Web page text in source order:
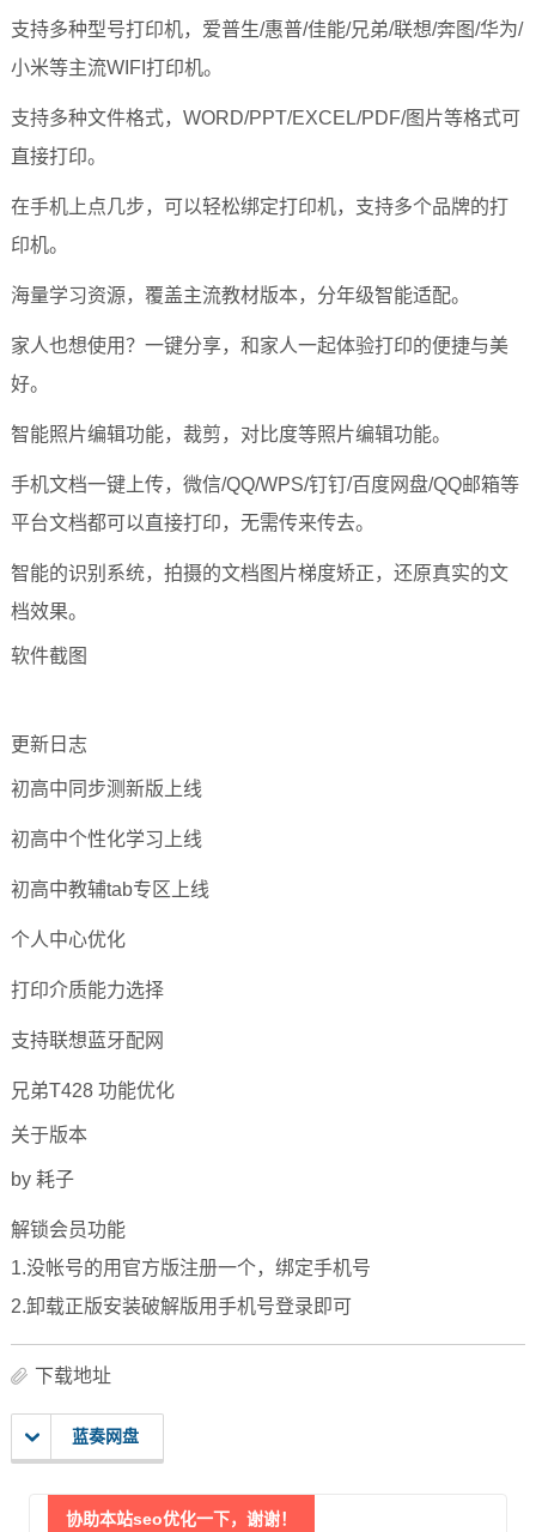
支持多种型号打印机，爱普生/惠普/佳能/兄弟/联想/奔图/华为/
小米等主流WIFI打印机。
支持多种文件格式，WORD/PPT/EXCEL/PDF/图片等格式可
直接打印。
在手机上点几步，可以轻松绑定打印机，支持多个品牌的打
印机。
海量学习资源，覆盖主流教材版本，分年级智能适配。
家人也想使用？一键分享，和家人一起体验打印的便捷与美
好。
智能照片编辑功能，裁剪，对比度等照片编辑功能。
手机文档一键上传，微信/QQ/WPS/钉钉/百度网盘/QQ邮箱等
平台文档都可以直接打印，无需传来传去。
智能的识别系统，拍摄的文档图片梯度矫正，还原真实的文
档效果。
软件截图
更新日志
初高中同步测新版上线
初高中个性化学习上线
初高中教辅tab专区上线
个人中心优化
打印介质能力选择
支持联想蓝牙配网
兄弟T428 功能优化
关于版本
by 耗子
解锁会员功能
1.没帐号的用官方版注册一个，绑定手机号
2.卸载正版安装破解版用手机号登录即可
下载地址
蓝奏网盘
协助本站seo优化一下，谢谢！